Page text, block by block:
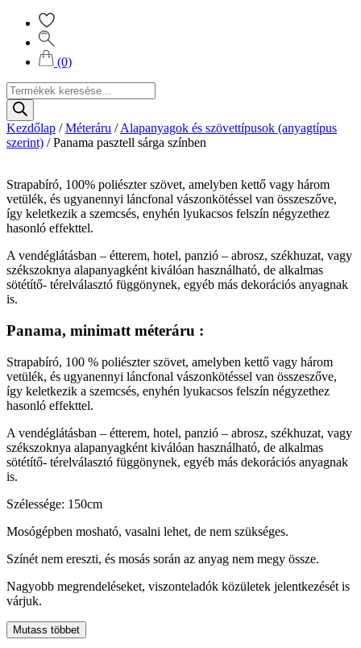
(0)
Products
search
Kezdőlap /Méteráru /Alapanyagok és szövettípusok (anyagtípus
szerint) /Panama pasztell sárga színben
Strapabíró, 100% poliészter szövet, amelyben kettő vagy három
vetülék, és ugyanennyi láncfonal vászonkötéssel van összeszőve,
így keletkezik a szemcsés, enyhén lyukacsos felszín négyzethez
hasonló effekttel.
A vendéglátásban – étterem, hotel, panzió – abrosz, székhuzat, vagy
székszoknya alapanyagként kiválóan használható, de alkalmas
sötétítő- térelválasztó függönynek, egyéb más dekorációs anyagnak
is.
Panama, minimatt méteráru :
Strapabíró, 100 % poliészter szövet, amelyben kettő vagy három
vetülék, és ugyanennyi láncfonal vászonkötéssel van összeszőve,
így keletkezik a szemcsés, enyhén lyukacsos felszín négyzethez
hasonló effekttel.
A vendéglátásban – étterem, hotel, panzió – abrosz, székhuzat, vagy
székszoknya alapanyagként kiválóan használható, de alkalmas
sötétítő- térelválasztó függönynek, egyéb más dekorációs anyagnak
is.
Szélessége: 150cm
Mosógépben mosható, vasalni lehet, de nem szükséges.
Színét nem ereszti, és mosás során az anyag nem megy össze.
Nagyobb megrendeléseket, viszonteladók közületek jelentkezését is
várjuk.
Mutass többet